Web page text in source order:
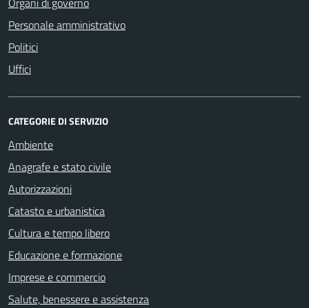
Personale amministrativo
Politici
Uffici
CATEGORIE DI SERVIZIO
Ambiente
Anagrafe e stato civile
Autorizzazioni
Catasto e urbanistica
Cultura e tempo libero
Educazione e formazione
Imprese e commercio
Salute, benessere e assistenza